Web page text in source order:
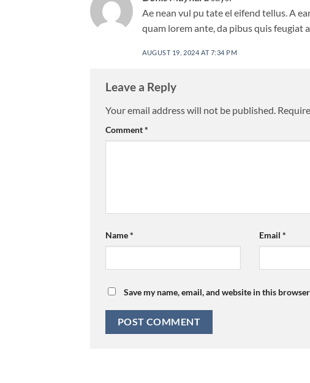
Ae nean vul pu tate el eifend tellus. A
quam lorem ante, da pibus quis feugiat
AUGUST 19, 2024 AT 7:34 PM
Leave a Reply
Your email address will not be published.
Comment*
Name* Email *
Save my name, email, and website in this